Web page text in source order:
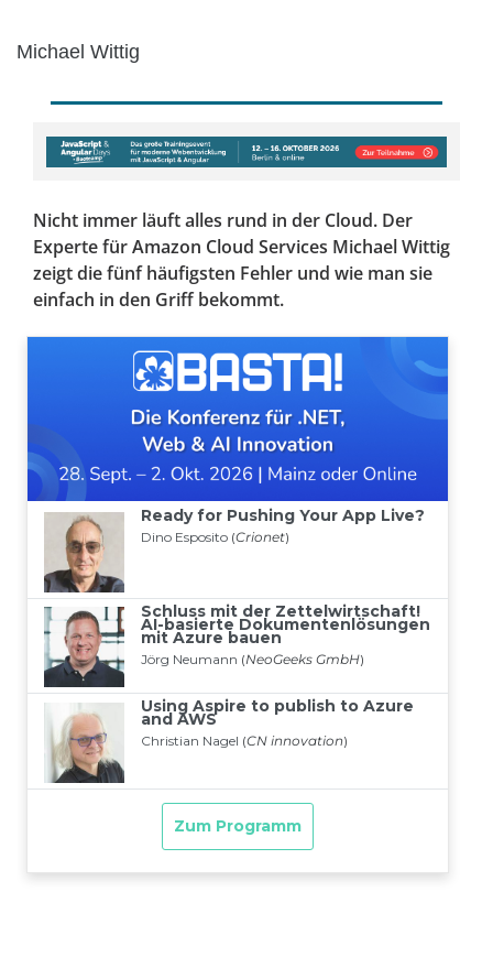
Michael Wittig
Nicht immer läuft alles rund in der Cloud. Der
Experte für Amazon Cloud Services Michael Wittig
zeigt die fünf häufigsten Fehler und wie man sie
einfach in den Griff bekommt.